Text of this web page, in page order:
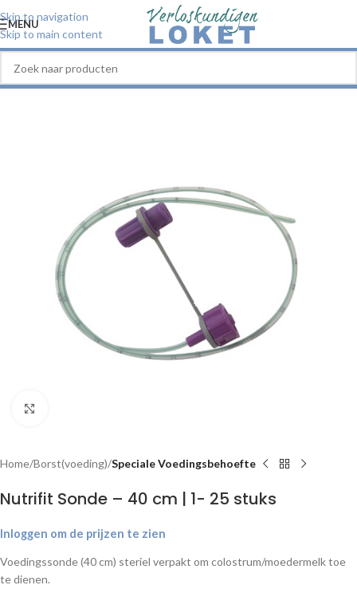
Skip to navigation
Skip to main content
MENU
Home Borst(voeding) Speciale Voedingsbehoefte
Nutrifit Sonde – 40 cm | 1- 25 stuks
Inloggen om de prijzen te zien
Voedingssonde (40 cm) steriel verpakt om colostrum/moedermelk toe
te dienen.